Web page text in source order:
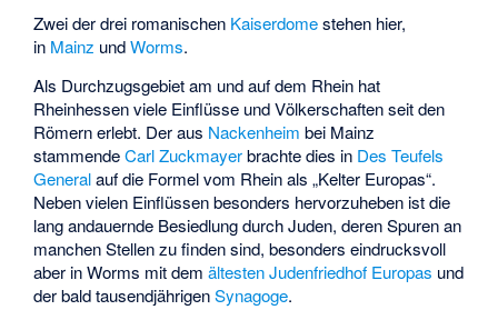
Zwei der drei romanischen Kaiserdomestehen hier,
in Mainz undWorms.
Als Durchzugsgebiet am und auf dem Rhein hat
Rheinhessen viele Einflüsse und Völkerschaften seit den
Römern erlebt. Der aus Nackenheim bei Mainz
stammendeCarl Zuckmayerbrachte dies in Des Teufels
Generalauf die Formel vom Rhein als „Kelter Europas“.
Neben vielen Einflüssen besonders hervorzuheben ist die
lang andauernde Besiedlung durch Juden, deren Spuren an
manchen Stellen zu finden sind, besonders eindrucksvoll
aber in Worms mit demältesten Judenfriedhof Europas und
der bald tausendjährigenSynagoge.